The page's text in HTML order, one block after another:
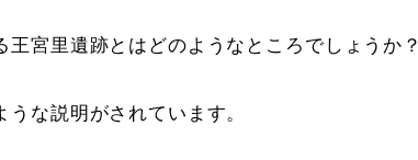
王宮里遺跡とはどのようなところでしょうか？
な説明がされています。